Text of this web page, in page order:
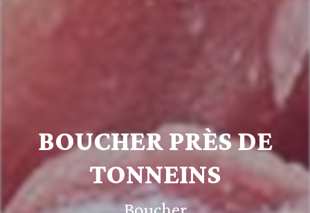
BOUCHER PRÈS DE
TONNEINS